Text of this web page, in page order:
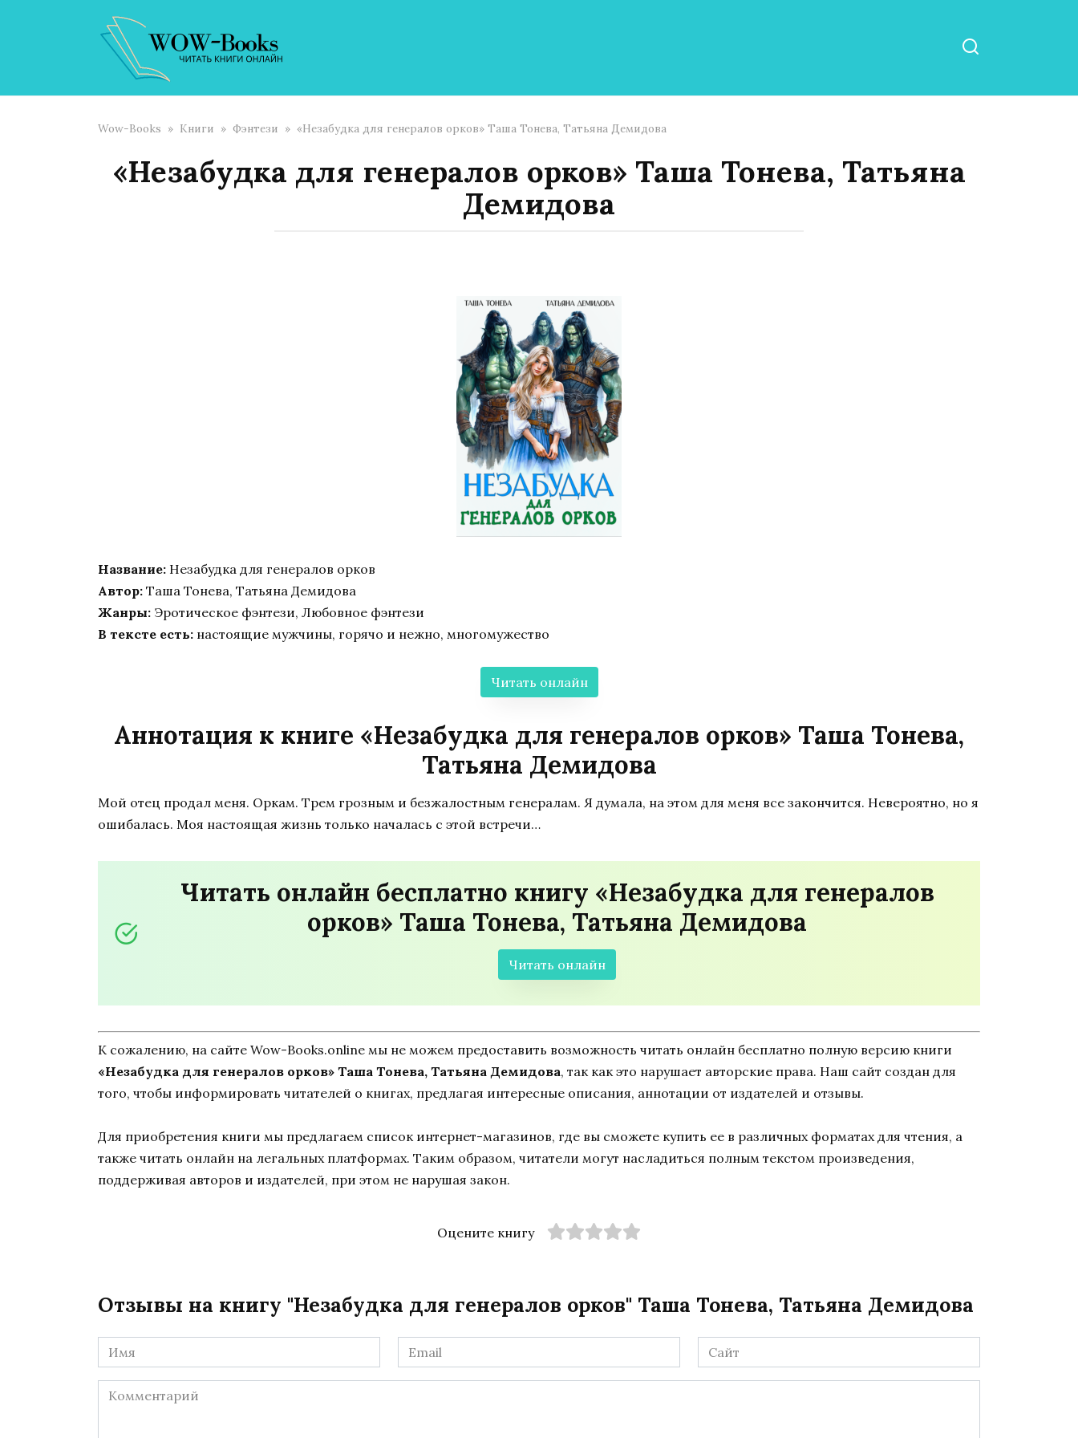
Wow-Books » Книги » Фэнтези » «Незабудка для генералов орков» Таша Тонева, Татьяна Демидова
«Незабудка для генералов орков» Таша Тонева, Татьяна
Демидова
Название: Незабудка для генералов орков
Автор: Таша Тонева, Татьяна Демидова
Жанры: Эротическое фэнтези, Любовное фэнтези
В тексте есть: настоящие мужчины, горячо и нежно, многомужество
Читать онлайн
Аннотация к книге «Незабудка для генералов орков» Таша Тонева,
Татьяна Демидова
Мой отец продал меня. Оркам. Трем грозным и безжалостным генералам. Я думала, на этом для меня все закончится. Невероятно, но я
ошибалась. Моя настоящая жизнь только началась с этой встречи…
Читать онлайн бесплатно книгу «Незабудка для генералов
орков» Таша Тонева, Татьяна Демидова
Читать онлайн
К сожалению, на сайте Wow-Books.online мы не можем предоставить возможность читать онлайн бесплатно полную версию книги
«Незабудка для генералов орков» Таша Тонева, Татьяна Демидова, так как это нарушает авторские права. Наш сайт создан для
того, чтобы информировать читателей о книгах, предлагая интересные описания, аннотации от издателей и отзывы.
Для приобретения книги мы предлагаем список интернет-магазинов, где вы сможете купить ее в различных форматах для чтения, а
также читать онлайн на легальных платформах. Таким образом, читатели могут насладиться полным текстом произведения,
поддерживая авторов и издателей, при этом не нарушая закон.
Оцените книгу
Отзывы на книгу "Незабудка для генералов орков" Таша Тонева, Татьяна Демидова
Имя
*
Email
*
Сайт
Комментарий